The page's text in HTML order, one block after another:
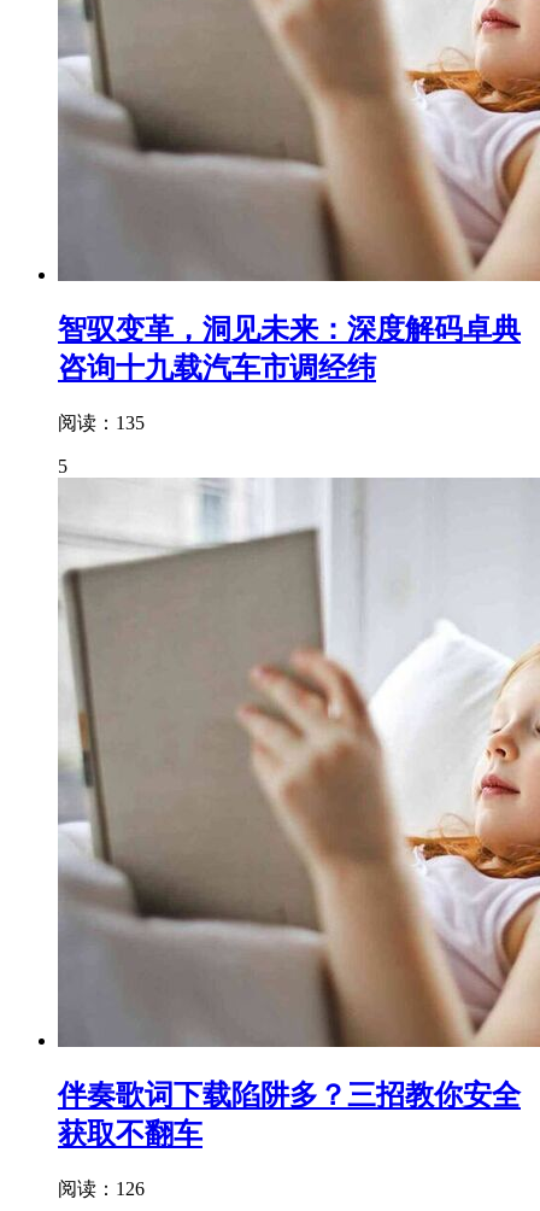
智驭变革，洞见未来：深度解码卓典
咨询十九载汽车市调经纬
阅读：135
5
伴奏歌词下载陷阱多？三招教你安全
获取不翻车
阅读：126